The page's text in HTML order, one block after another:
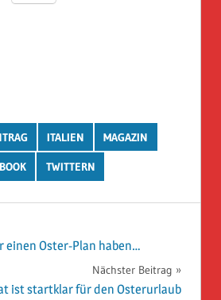
ITALIEN MAGAZIN
TWITTERN
einen Oster-Plan haben…
Nächster Beitrag
ist startklar für den Osterurlaub